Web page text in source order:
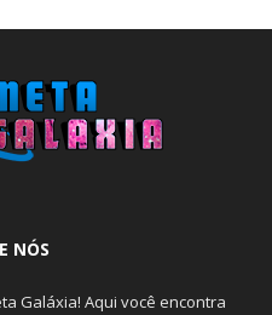
NÓS
Galáxia! Aqui você encontra